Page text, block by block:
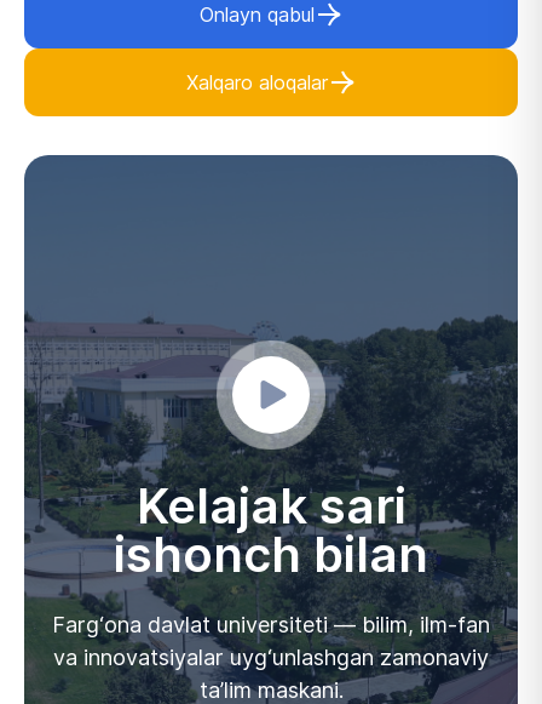
Onlayn qabul
Xalqaro aloqalar
Kelajak sari
ishonch bilan
Farg‘ona davlat universiteti — bilim, ilm-fan
va innovatsiyalar uyg‘unlashgan zamonaviy
ta’lim maskani.